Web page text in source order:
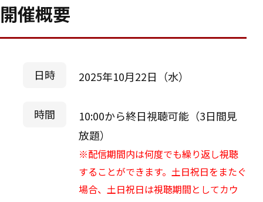
開催概要
日時 2025年10月22日（水）
時間
10:00から終日視聴可能（3日間見
放題）
※配信期間内は何度でも繰り返し視聴
することができます。土日祝日をまたぐ
場合、土日祝日は視聴期間としてカウ